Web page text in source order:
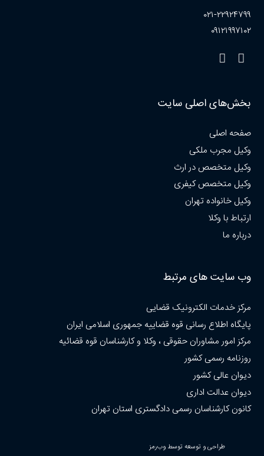
۰۲۱-۲۲۹۲۴۷۹۹
۰۹۱۲۱۹۹۷۱۰۲
بخش‌های اصلی سایت
صفحه اصلی
وکیل مجرب ملکی
وکیل متخصص در ارث
وکیل متخصص کیفری
وکیل خانواده تهران
ارتباط با وکلا
درباره ما
وب سایت های مرتبط
مرکز خدمات الکترونیک قضایی
پایگاه اطلاع رسانی قوه قضاییه جمهوری اسلامی ایران
مرکز امور مشاوران حقوقی ، وکلا و کارشناسان قوه قضائیه
روزنامه رسمی کشور
دیوان عالی کشور
دیوان عدالت اداری
کانون کارشناسان رسمی دادگستری استان تهران
طراحی و توسعه توسط وب‌رمز